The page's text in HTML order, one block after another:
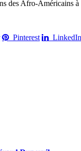
des Afro-Américains
Pinterest LinkedIn